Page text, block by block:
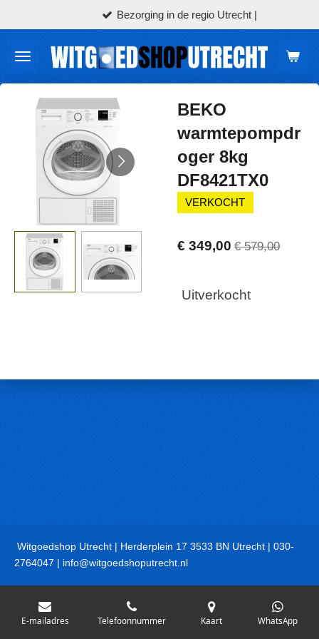
direct
naar
hoofdinhoud
Bezorging in de regio Utrecht |
BEKO
warmtepompdr
oger 8kg
DF8421TX0
VERKOCHT
€ 349,00 € 579,00
Uitverkocht
Witgoedshop Utrecht | Herderplein 17 3533 BN Utrecht | 030-
2764047 | info@witgoedshoputrecht.nl
E-mailadres Telefoonnummer Kaart WhatsApp